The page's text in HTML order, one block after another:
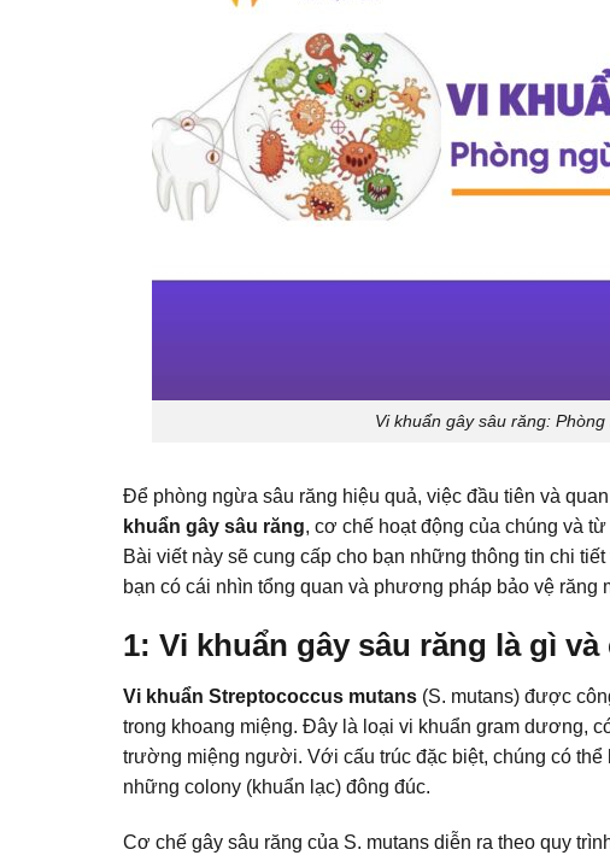
Vi khuẩn gây sâu răng:
Để phòng ngừa sâu răng hiệu quả, việc đầu tiên và
khuẩn gây sâu răng, cơ chế hoạt động của chúng và
Bài viết này sẽ cung cấp cho bạn những thông tin chi
bạn có cái nhìn tổng quan và phương pháp bảo vệ răng
1: Vi khuẩn gây sâu răng là gì
Vi khuẩn Streptococcus mutans (S. mutans) được
trong khoang miệng. Đây là loại vi khuẩn gram dương,
trường miệng người. Với cấu trúc đặc biệt, chúng có thể
những colony (khuẩn lạc) đông đúc.
Cơ chế gây sâu răng của S. mutans diễn ra theo quy